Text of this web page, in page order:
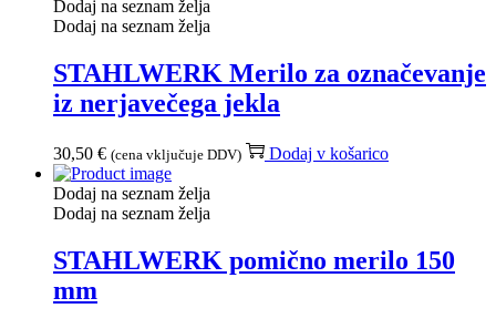
Dodaj na seznam želja
Dodaj na seznam želja
STAHLWERK Merilo za označevanje
iz nerjavečega jekla
30,50 € (cena vključuje DDV) Dodaj v košarico
Dodaj na seznam želja
Dodaj na seznam želja
STAHLWERK pomično merilo 150
mm